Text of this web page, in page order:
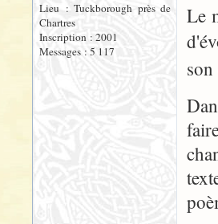
Lieu : Tuckborough près de
Chartres
Inscription : 2001
Messages : 5 117
Le